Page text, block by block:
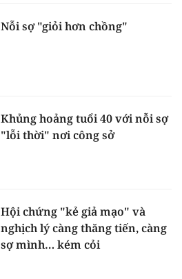
Nỗi sợ "giỏi hơn chồng"
Khủng hoảng tuổi 40 với nỗi sợ
"lỗi thời" nơi công sở
Hội chứng "kẻ giả mạo" và
nghịch lý càng thăng tiến, càng
sợ mình… kém cỏi